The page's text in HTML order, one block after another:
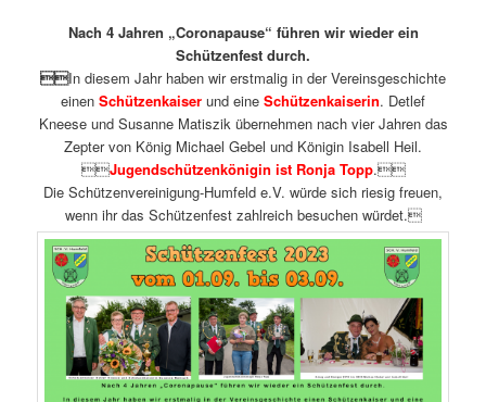
Nach 4 Jahren „Coronapause“ führen wir wieder ein
Schützenfest durch.
In diesem Jahr haben wir erstmalig in der Vereinsgeschichte
einen Schützenkaiser und eine Schützenkaiserin. Detlef
Kneese und Susanne Matiszik übernehmen nach vier Jahren das
Zepter von König Michael Gebel und Königin Isabell Heil.
Jugendschützenkönigin ist Ronja Topp.
Die Schützenvereinigung-Humfeld e.V. würde sich riesig freuen,
wenn ihr das Schützenfest zahlreich besuchen würdet.